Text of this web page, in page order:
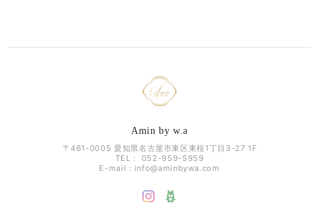
Amin by w.a
〒461-0005 愛知県名古屋市東区東桜1丁目3-27 1F
TEL： 052-959-5959
E-mail： info@aminbywa.com